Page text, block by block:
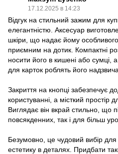
17.12.2025 в 14:23
Відгук на стильний зажим для
елегантністю. Аксесуар
шкіри, що надає йому
приємним на дотик. Компактні
носити його в кишені або сумці,
для карток роблять його
Закриття на кнопці забезпечує
користуванні, а місткий простір
Виглядає він вкрай стильно, що
повсякденних, так і для більш
Безумовно, це чудовий вибір для
естетику в деталях. Придбати